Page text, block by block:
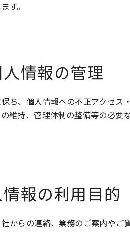
す。
情報の管理
ち、個人情報への不正アクセス
維持、管理体制の整備等の必要
報の利用目的
からの連絡、業務のご案内やご